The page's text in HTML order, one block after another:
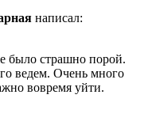
написал:
было страшно порой.
ведем. Очень много
вовремя уйти.